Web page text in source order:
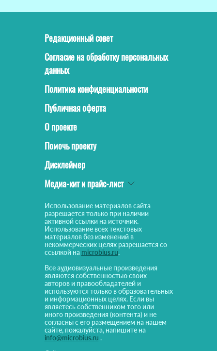
Редакционный совет
Согласие на обработку персональных
данных
Политика конфиденциальности
Публичная оферта
О проекте
Помочь проекту
Дисклеймер
Медиа-кит и прайс-лист
Использование материалов сайта
разрешается только при наличии
активной ссылки на источник.
Использование всех текстовых
материалов без изменений в
некоммерческих целях разрешается со
ссылкой на microbius.ru.
Все аудиовизуальные произведения
являются собственностью своих
авторов и правообладателей и
используются только в образовательных
и информационных целях. Если вы
являетесь собственником того или
иного произведения (контента) и не
согласны с его размещением на нашем
сайте, пожалуйста, напишите на
info@microbius.ru .